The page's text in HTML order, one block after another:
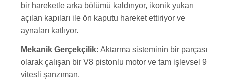
bir hareketle arka bölümü kaldırıyor, ikonik yukarı
açılan kapıları ile ön kaputu hareket ettiriyor ve
aynaları katlıyor.
Mekanik Gerçekçilik: Aktarma sisteminin bir parçası
olarak çalışan bir V8 pistonlu motor ve tam işlevsel 9
vitesli şanzıman.